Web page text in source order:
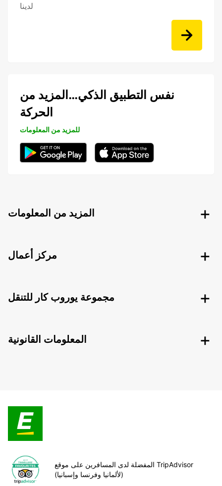
لدينا
نفس التطبيق الذكي…المزيد من
الحركة
للمزيد من المعلومات
المزيد من المعلومات
مركز أعمال
مجموعة يوروب كار للتنقل
المعلومات القانونية
المفضلة لدى المسافرين على موقع TripAdvisor
(لألمانيا وفرنسا وإسبانيا)